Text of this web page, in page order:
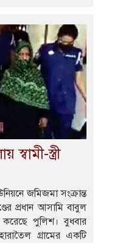
স্ত্রী
জমিজমা সংক্রান্ত
প্রধান আসামি বাবুল
পুলিশ। বুধবার
গ্রামের একটি